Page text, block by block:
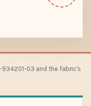
934201-03 and the fabric's